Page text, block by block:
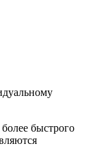
быстрого